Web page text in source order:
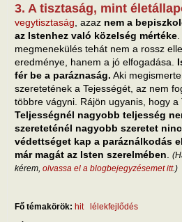
3. A tisztaság, mint
vegytisztaság , azaz nem a
az Istenhez való közelség mértéke
megmenekülés tehát nem a rossz
eredménye, hanem a jó elfogadása.
fér be a paráznaság. Aki
szeretetének a Tejességét, az nem
többre vágyni. Rájön ugyanis, hogy a
Teljességnél nagyobb teljesség
szereteténél nagyobb szeretet
védettséget kap a paráználkodás
már magát az Isten szerelmében
kérem, olvassa el a blogbejegyzésemet itt.)
Fő témakörök: hit
lélekfejlődés